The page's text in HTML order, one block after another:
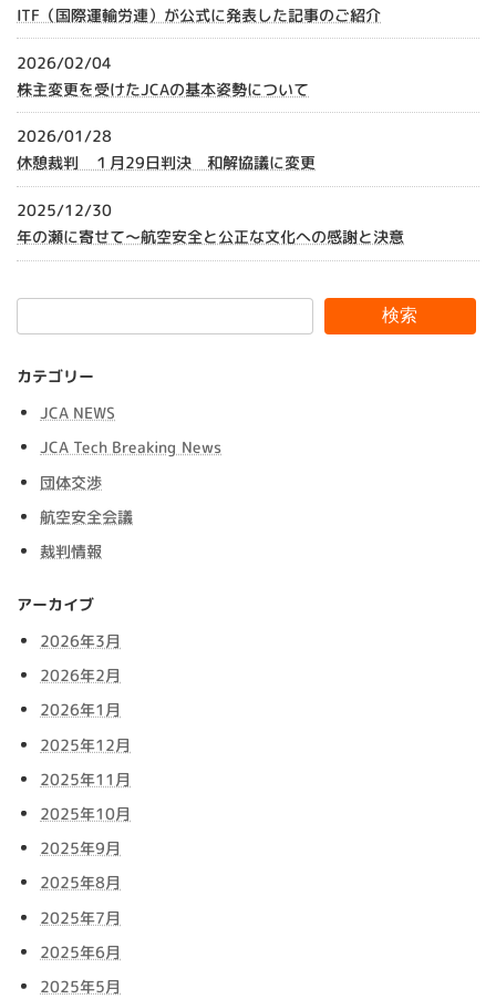
ITF（国際運輸労連）が公式に発表した記事のご紹介
2026/02/04
株主変更を受けたJCAの基本姿勢について
2026/01/28
休憩裁判 １月29日判決 和解協議に変更
2025/12/30
年の瀬に寄せて～航空安全と公正な文化への感謝と決意
検索
カテゴリー
JCA NEWS
JCA Tech Breaking News
団体交渉
航空安全会議
裁判情報
アーカイブ
2026年3月
2026年2月
2026年1月
2025年12月
2025年11月
2025年10月
2025年9月
2025年8月
2025年7月
2025年6月
2025年5月